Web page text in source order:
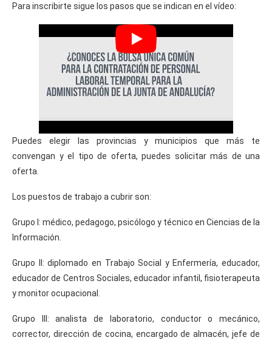
Para inscribirte sigue los pasos que se indican en el vídeo:
Puedes elegir las provincias y municipios que más te
convengan y el tipo de oferta, puedes solicitar más de una
oferta.
Los puestos de trabajo a cubrir son:
Grupo I: médico, pedagogo, psicólogo y técnico en Ciencias de la
Información.
Grupo II: diplomado en Trabajo Social y Enfermería, educador,
educador de Centros Sociales, educador infantil, fisioterapeuta
y monitor ocupacional.
Grupo III: analista de laboratorio, conductor o mecánico,
corrector, dirección de cocina, encargado de almacén, jefe de